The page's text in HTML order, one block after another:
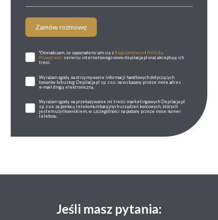
Zamów rozmowę
*Oświadczam, że zapoznałem/-am się z Regulaminemi Polityką
Prywatności serwisu internetowego www.depilacja.pl oraz akceptuję ich
treść.
Wyrażam zgodę na otrzymywanie informacji handlowych dotyczących
towarów lub usług Depilacja.pl sp. z o.o. na wskazany przeze mnie adres
e-mail drogą elektroniczną.
Wyrażam zgodę na przekazywanie mi treści marketingowych Depilacja.pl
sp. z o.o. za pomocą telekomunikacyjnych urządzeń końcowych, których
jestem użytkownikiem, w szczególności na podany przeze mnie numer
telefonu.
Jeśli masz pytania: